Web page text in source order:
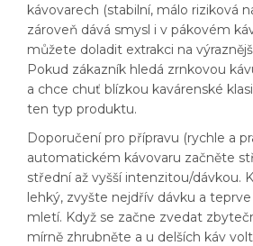
kávovarech (stabilní, málo riziková
zároveň dává smysl i v pákovém
můžete doladit extrakci na
Pokud zákazník hledá zrnkovou
a chce chuť blízkou kavárenské
ten typ produktu.
Doporučení pro přípravu (rychle a
automatickém kávovaru začněte
střední až vyšší intenzitou/dávkou.
lehký, zvyšte nejdřív dávku a
mletí. Když se začne zvedat
mírně zhrubněte a u delších káv